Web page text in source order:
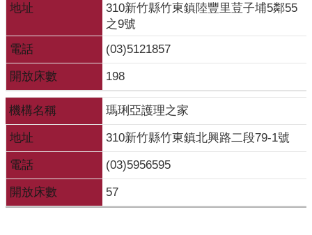
地址
310新竹縣竹東鎮陸豐里荳子埔5鄰55
之9號
電話
(03)5121857
開放床數 198
機構名稱 瑪琍亞護理之家
地址 310新竹縣竹東鎮北興路二段79-1號
電話 (03)5956595
開放床數 57